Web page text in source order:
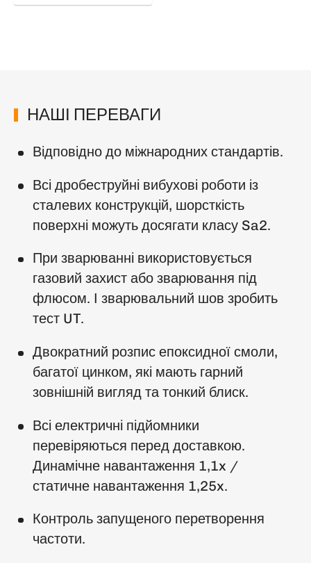
НАШІ ПЕРЕВАГИ
Відповідно до міжнародних стандартів.
Всі дробеструйні вибухові роботи із
сталевих конструкцій, шорсткість
поверхні можуть досягати класу Sa2.
При зварюванні використовується
газовий захист або зварювання під
флюсом. І зварювальний шов зробить
тест UT.
Двократний розпис епоксидної смоли,
багатої цинком, які мають гарний
зовнішній вигляд та тонкий блиск.
Всі електричні підйомники
перевіряються перед доставкою.
Динамічне навантаження 1,1x /
статичне навантаження 1,25x.
Контроль запущеного перетворення
частоти.